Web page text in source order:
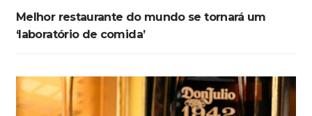
Melhor restaurante do mundo se tornará um
‘laboratório de comida’